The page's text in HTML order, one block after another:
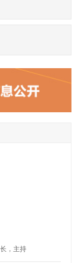
，主持